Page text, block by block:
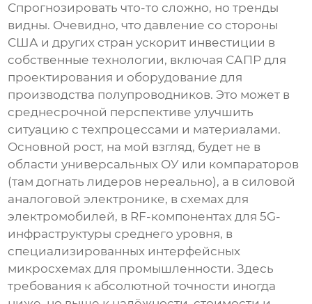
Спрогнозировать что-то сложно, но тренды
видны. Очевидно, что давление со стороны
США и других стран ускорит инвестиции в
собственные технологии, включая САПР для
проектирования и оборудование для
производства полупроводников. Это может в
среднесрочной перспективе улучшить
ситуацию с техпроцессами и материалами.
Основной рост, на мой взгляд, будет не в
области универсальных ОУ или компараторов
(там догнать лидеров нереально), а в силовой
аналоговой электронике, в схемах для
электромобилей, в RF-компонентах для 5G-
инфраструктуры среднего уровня, в
специализированных интерфейсных
микросхемах для промышленности. Здесь
требования к абсолютной точности иногда